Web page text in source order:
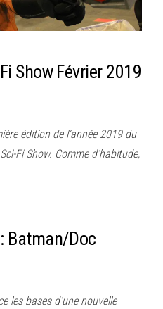
Show Février 2019
édition de l’année 2019 du
Fi Show. Comme d’habitude,
Batman/Doc
les bases d’une nouvelle